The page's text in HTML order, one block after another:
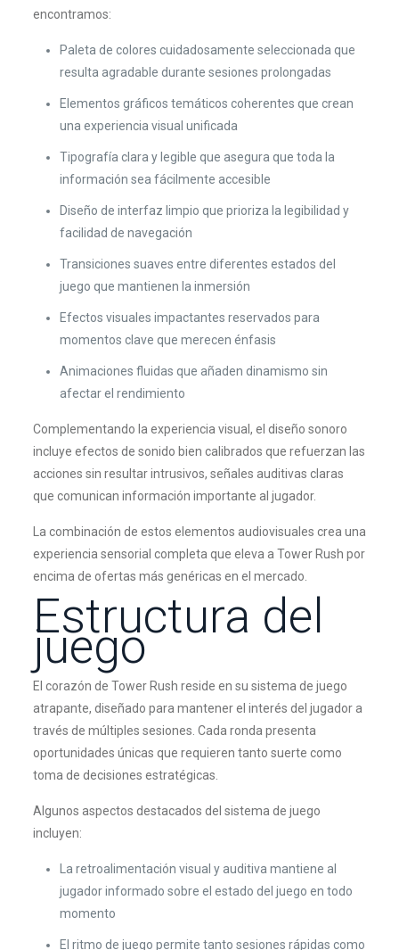
encontramos:
Paleta de colores cuidadosamente seleccionada que
resulta agradable durante sesiones prolongadas
Elementos gráficos temáticos coherentes que crean
una experiencia visual unificada
Tipografía clara y legible que asegura que toda la
información sea fácilmente accesible
Diseño de interfaz limpio que prioriza la legibilidad y
facilidad de navegación
Transiciones suaves entre diferentes estados del
juego que mantienen la inmersión
Efectos visuales impactantes reservados para
momentos clave que merecen énfasis
Animaciones fluidas que añaden dinamismo sin
afectar el rendimiento
Complementando la experiencia visual, el diseño sonoro
incluye efectos de sonido bien calibrados que refuerzan las
acciones sin resultar intrusivos, señales auditivas claras
que comunican información importante al jugador.
La combinación de estos elementos audiovisuales crea una
experiencia sensorial completa que eleva a Tower Rush por
encima de ofertas más genéricas en el mercado.
Estructura del
juego
El corazón de Tower Rush reside en su sistema de juego
atrapante, diseñado para mantener el interés del jugador a
través de múltiples sesiones. Cada ronda presenta
oportunidades únicas que requieren tanto suerte como
toma de decisiones estratégicas.
Algunos aspectos destacados del sistema de juego
incluyen:
La retroalimentación visual y auditiva mantiene al
jugador informado sobre el estado del juego en todo
momento
El ritmo de juego permite tanto sesiones rápidas como